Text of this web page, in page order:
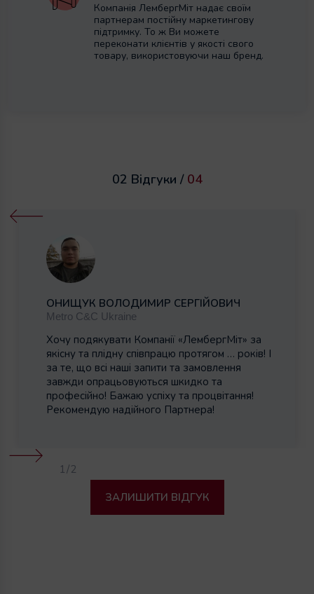
Компанія ЛембергМіт надає своїм
партнерам постійну маркетингову
підтримку. То ж Ви можете
переконати клієнтів у якості свого
товару, використовуючи наш бренд.
02 Відгуки / 04
ОНИЩУК ВОЛОДИМИР СЕРГІЙОВИЧ
Metro C&C Ukraine
Хочу подякувати Компанії «ЛембергМіт» за
якісну та плідну співпрацю протягом … років! І
за те, що всі наші запити та замовлення
завжди опрацьовуються шкидко та
професійно! Бажаю успіху та процвітання!
Рекомендую надійного Партнера!
1/2
ЗАЛИШИТИ ВІДГУК